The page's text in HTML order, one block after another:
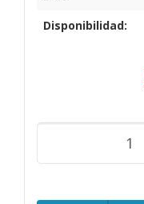
Disponibilidad: